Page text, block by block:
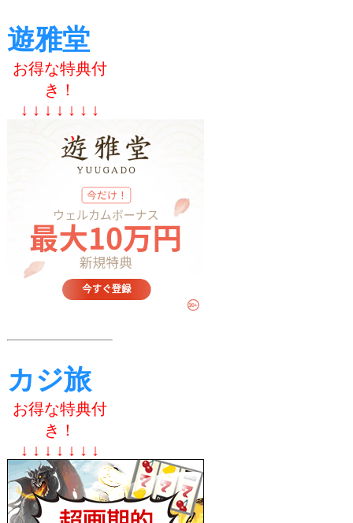
遊雅堂
お得な特典付
き！
↓ ↓ ↓ ↓ ↓ ↓ ↓
カジ旅
お得な特典付
き！
↓ ↓ ↓ ↓ ↓ ↓ ↓